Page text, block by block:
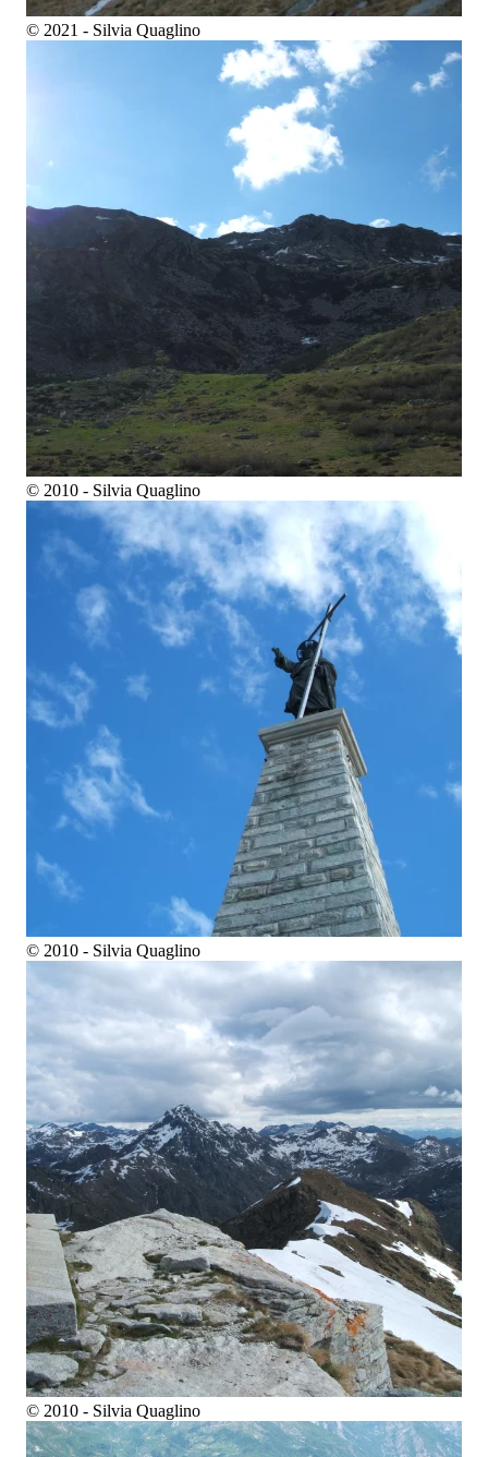
© 2021 - Silvia Quaglino
© 2010 - Silvia Quaglino
© 2010 - Silvia Quaglino
© 2010 - Silvia Quaglino